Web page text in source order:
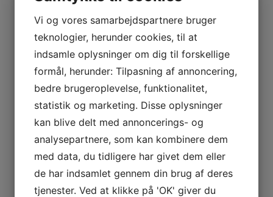
DRIKKEVARER AD LIBITUM 3 1/2 time.
Velkomst drink ved ankomst
Husets rødvin.
Husets rosevin.
Husets hvidvin.
Postevand i kander.
Sodavand.
2 slags fadøl. Classic og ale no 16.
Vi og vores samarbejdspartnere bruger
teknologier, herunder cookies, til at
indsamle oplysninger om dig til forskellige
formål, herunder: Tilpasning af annoncering,
bedre brugeroplevelse, funktionalitet,
statistik og marketing. Disse oplysninger
kan blive delt med annoncerings- og
analysepartnere, som kan kombinere dem
med data, du tidligere har givet dem eller
de har indsamlet gennem din brug af deres
tjenester. Ved at klikke på 'OK' giver du